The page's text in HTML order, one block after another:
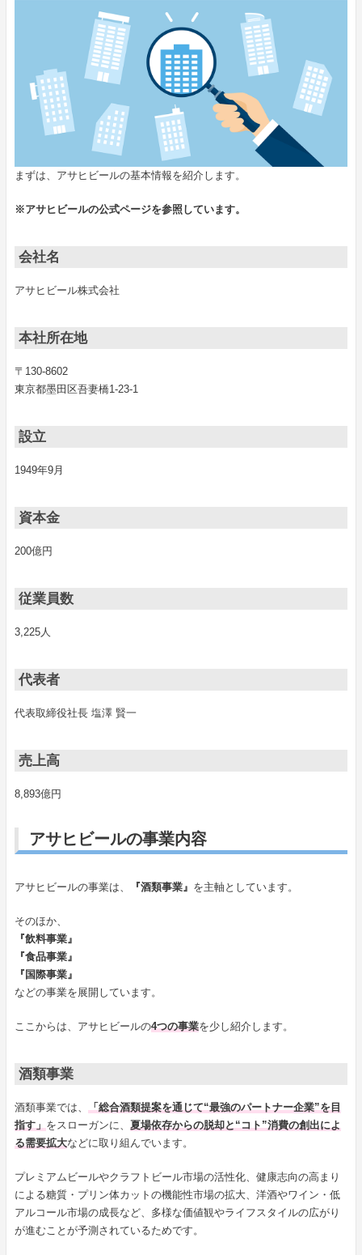
まずは、アサヒビールの基本情報を紹介します。
※アサヒビールの公式ページを参照しています。
会社名
アサヒビール株式会社
本社所在地
〒130-8602
東京都墨田区吾妻橋1-23-1
設立
1949年9月
資本金
200億円
従業員数
3,225人
代表者
代表取締役社長 塩澤 賢一
売上高
8,893億円
アサヒビールの事業内容
アサヒビールの事業は、 『酒類事業』 を主軸としています。
そのほか、
『飲料事業』
『食品事業』
『国際事業』
などの事業を展開しています。
ここからは、アサヒビールの4つの事業を少し紹介します。
酒類事業
酒類事業では、 「総合酒類提案を通じて“最強のパートナー企業”を目
指す」をスローガンに、 夏場依存からの脱却と“コト”消費の創出によ
る需要拡大などに取り組んでいます。
プレミアムビールやクラフトビール市場の活性化、健康志向の高まり
による糖質・プリン体カットの機能性市場の拡大、洋酒やワイン・低
アルコール市場の成長など、多様な価値観やライフスタイルの広がり
が進むことが予測されているためです。